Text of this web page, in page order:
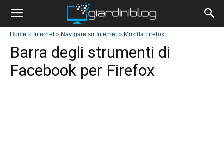
Home » Internet» Navigare su Internet» Mozilla Firefox
Barra degli strumenti di
Facebook per Firefox